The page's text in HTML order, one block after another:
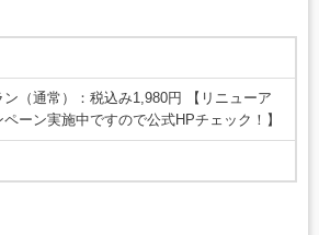
ン（通常）：税込み1,980円 【リニューア
ペーン実施中ですので公式HPチェック！】